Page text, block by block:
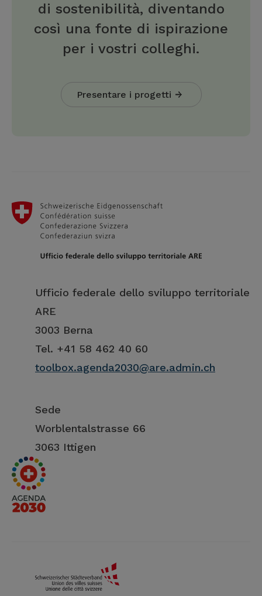
di sostenibilità, diventando
così una fonte di ispirazione
per i vostri colleghi.
Presentare i progetti
Ufficio federale dello sviluppo territoriale
ARE
3003 Berna
Tel. +41 58 462 40 60
toolbox.agenda2030@are.admin.ch
Sede
Worblentalstrasse 66
3063 Ittigen